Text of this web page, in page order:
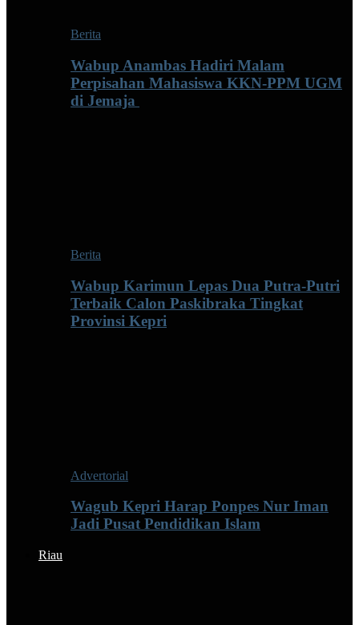
Berita
Wabup Anambas Hadiri Malam
Perpisahan Mahasiswa KKN-PPM UGM
di Jemaja ‎
Berita
Wabup Karimun Lepas Dua Putra-Putri
Terbaik Calon Paskibraka Tingkat
Provinsi Kepri
Advertorial
Wagub Kepri Harap Ponpes Nur Iman
Jadi Pusat Pendidikan Islam
Riau